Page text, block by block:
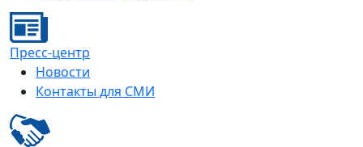
Пресс-центр
Новости
Контакты для СМИ